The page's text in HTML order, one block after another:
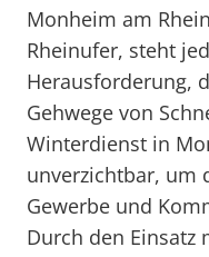
Monheim am
Rheinufer, steht
Herausforderung,
Gehwege von
Winterdienst in
unverzichtbar, um
Gewerbe und
Durch den Einsatz